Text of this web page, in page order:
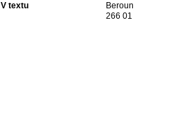
V textu
Beroun
266 01